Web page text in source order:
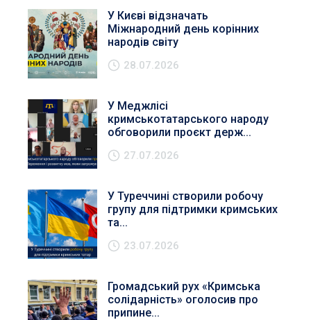
У Києві відзначать
Міжнародний день корінних
народів світу
28.07.2026
У Меджлісі
кримськотатарського народу
обговорили проєкт держ...
27.07.2026
У Туреччині створили робочу
групу для підтримки кримських
та...
23.07.2026
Громадський рух «Кримська
солідарність» оголосив про
припине...